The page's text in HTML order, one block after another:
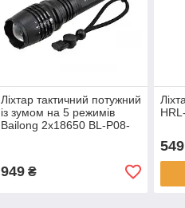
Ліхтар тактичний потужний
із зумом на 5 режимів
Bailong 2х18650 BL-P08-
949₴
549